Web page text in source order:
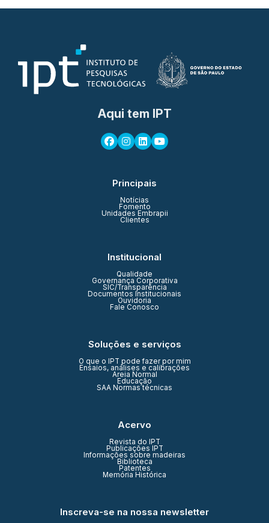
Aqui tem IPT
Principais
Notícias
Fomento
Unidades Embrapii
Clientes
Institucional
Qualidade
Governança Corporativa
SIC/Transparência
Documentos Institucionais
Ouvidoria
Fale Conosco
Soluções e serviços
O que o IPT pode fazer por mim
Ensaios, análises e calibrações
Areia Normal
Educação
SAA Normas técnicas
Acervo
Revista do IPT
Publicações IPT
Informações sobre madeiras
Biblioteca
Patentes
Memória Histórica
Inscreva-se na nossa newsletter